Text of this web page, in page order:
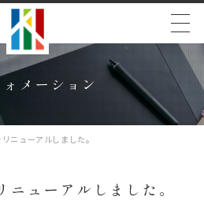
メーション
ニューアルしました。
ニューアルしました。